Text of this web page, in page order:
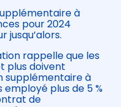
à
pour 2024
jusqu’alors.
rappelle que les
plus doivent
supplémentaire à
employé plus de 5 %
de